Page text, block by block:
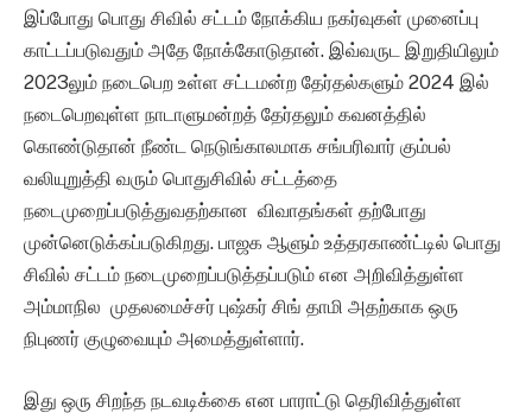
இப்போது பொது சிவில் சட்டம் நோக்கிய நகர்வுகள் முனைப்பு
காட்டப்படுவதும் அதே நோக்கோடுதான். இவ்வருட இறுதியிலும்
2023லும் நடைபெற உள்ள சட்டமன்ற தேர்தல்களும் 2024 இல்
நடைபெறவுள்ள நாடாளுமன்றத் தேர்தலும் கவனத்தில்
கொண்டுதான் நீண்ட நெடுங்காலமாக சங்பரிவார் கும்பல்
வலியுறுத்தி வரும் பொதுசிவில் சட்டத்தை
நடைமுறைப்படுத்துவதற்கான விவாதங்கள் தற்போது
முன்னெடுக்கப்படுகிறது. பாஜக ஆளும் உத்தரகாண்ட்டில் பொது
சிவில் சட்டம் நடைமுறைப்படுத்தப்படும் என அறிவித்துள்ள
அம்மாநில முதலமைச்சர் புஷ்கர் சிங் தாமி அதற்காக ஒரு
நிபுணர் குழுவையும் அமைத்துள்ளார்.
இது ஒரு சிறந்த நடவடிக்கை என பாராட்டு தெரிவித்துள்ள